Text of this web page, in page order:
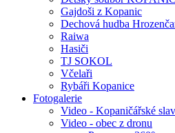
Gajdoši z Kopanic
Dechová hudba
Raiwa
Hasiči
TJ SOKOL
Včelaři
Rybáři Kopanice
Fotogalerie
Video - Kopaničářské
Video - obec z dronu